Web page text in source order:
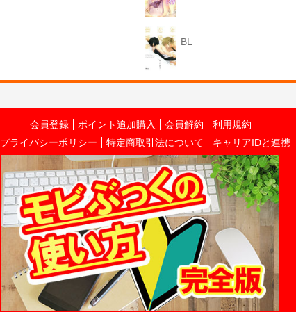
BL
会員登録 ポイント追加購入 会員解約
利用規約
プライバシーポリシー 特定商取引法について キャリアIDと連携